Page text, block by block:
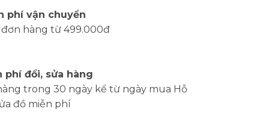
phí vận chuyển
đơn hàng từ 499.000đ
phí đổi, sửa hàng
trong 30 ngày kể từ ngày mua Hỗ
đồ miễn phí